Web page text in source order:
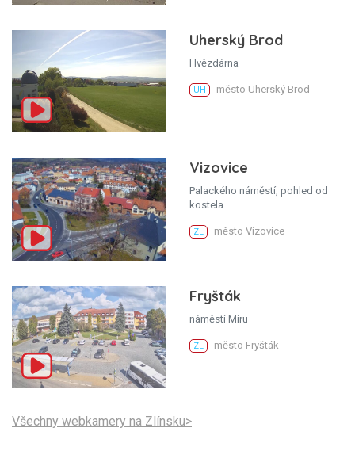
Uherský Brod
Hvězdárna
UH město Uherský Brod
Vizovice
Palackého náměstí, pohled od
kostela
ZL město Vizovice
Fryšták
náměstí Míru
ZL město Fryšták
Všechny webkamery na Zlínsku>